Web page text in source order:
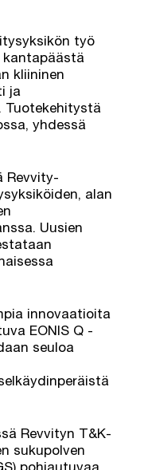
työ
kantapäästä
kliininen
ja
Tuotekehitystä
yhdessä
Revvity-
alan
Uusien
innovaatioita
EONIS Q -
seuloa
Revvityn T&K-
sukupolven